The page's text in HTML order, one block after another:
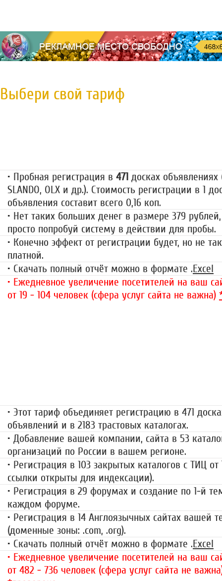
Выбери свой тариф
• Пробная регистрация в 471 досках объявлениях
SLANDO, OLX и др.). Стоимость регистрации в 1
объявления составит всего 0,16 коп.
• Нет таких больших денег в размере 379
просто попробуй систему в действии для пробы.
• Конечно эффект от регистрации будет, но не
платной.
• Скачать полный отчёт можно в формате .Excel
• Ежедневное увеличение посетителей на ваш
от 19 - 104 человек (сфера услуг сайта не важна)
• Этот тариф объединяет регистрацию в 471
объявлений и в 2183 трастовых каталогах.
• Добавление вашей компании, сайта в 53
организаций по России в вашем регионе.
• Регистрация в 103 закрытых каталогов с ТИЦ от
ссылки открыты для индексации).
• Регистрация в 29 форумах и создание по 1-й
каждом форуме.
• Регистрация в 14 Англоязычных сайтах вашей
(доменные зоны: .com, .org).
• Скачать полный отчёт можно в формате .Excel
• Ежедневное увеличение посетителей на ваш
от 482 - 736 человек (сфера услуг сайта не